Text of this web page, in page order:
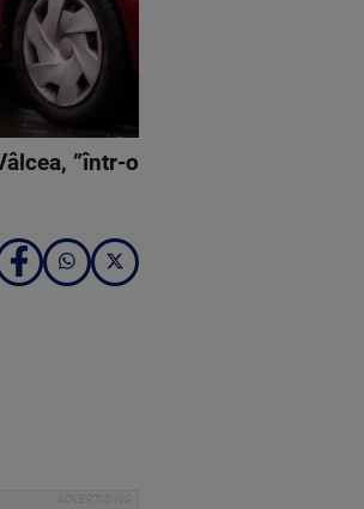
”într-o